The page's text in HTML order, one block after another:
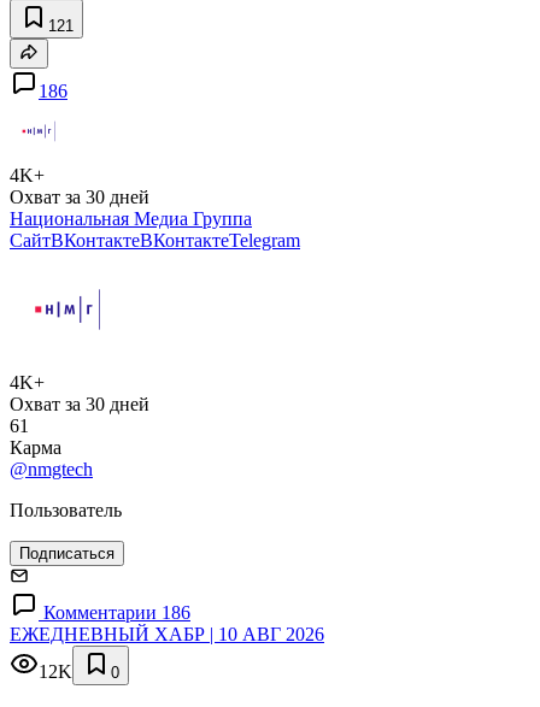
121
186
4K+
Охват за 30 дней
Национальная Медиа Группа
СайтВКонтактеВКонтактеTelegram
4K+
Охват за 30 дней
61
Карма
@nmgtech
Пользователь
Подписаться
Комментарии 186
ЕЖЕДНЕВНЫЙ ХАБР | 10 АВГ 2026
12K
0